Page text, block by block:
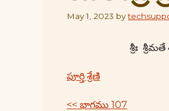
May 1, 2023 by
శ్రీః
పూర్తి శ్రేణి
<< భాగము 107